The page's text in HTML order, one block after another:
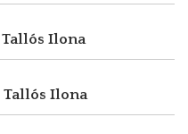
Tallós Ilona
Tallós Ilona